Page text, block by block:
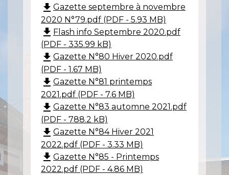
file_download Gazette septembre à novembre
2020 N°79.pdf (PDF - 5.93 MB)
file_download Flash info Septembre 2020.pdf
(PDF - 335.99 kB)
file_download Gazette N°80 Hiver 2020.pdf
(PDF - 1.67 MB)
file_download Gazette N°81 printemps
2021.pdf (PDF - 7.6 MB)
file_download Gazette N°83 automne 2021.pdf
(PDF - 788.2 kB)
file_download Gazette N°84 Hiver 2021
2022.pdf (PDF - 3.33 MB)
file_download Gazette N°85 - Printemps
2022.pdf (PDF - 4.86 MB)